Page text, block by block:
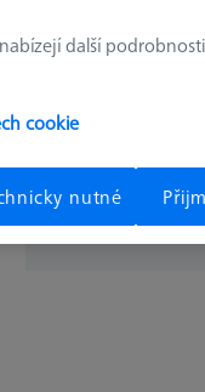
Získejte
nabízejí další
cookie
nutné